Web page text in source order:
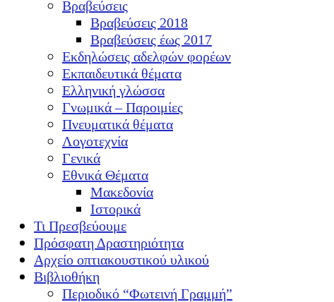
Βραβεύσεις
Βραβεύσεις 2018
Βραβεύσεις έως 2017
Εκδηλώσεις αδελφών φορέων
Εκπαιδευτικά θέματα
Ελληνική γλώσσα
Γνωμικά – Παροιμίες
Πνευματικά θέματα
Λογοτεχνία
Γενικά
Εθνικά Θέματα
Μακεδονία
Ιστορικά
Τι Πρεσβεύουμε
Πρόσφατη Δραστηριότητα
Αρχείο οπτιακουστικού υλικού
Βιβλιοθήκη
Περιοδικό “Φωτεινή Γραμμή”